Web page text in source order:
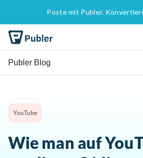
Poste mit Publer.
Publer Blog
YouTube
Wie man auf